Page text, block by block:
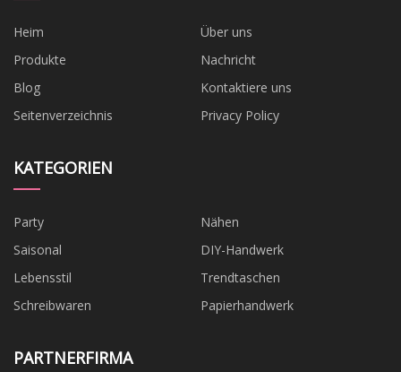
Heim
Über uns
Produkte
Nachricht
Blog
Kontaktiere uns
Seitenverzeichnis
Privacy Policy
KATEGORIEN
Party
Nähen
Saisonal
DIY-Handwerk
Lebensstil
Trendtaschen
Schreibwaren
Papierhandwerk
PARTNERFIRMA